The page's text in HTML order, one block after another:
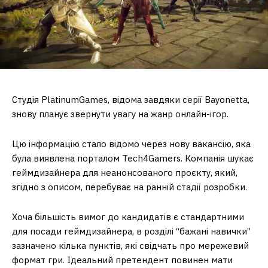
Студія PlatinumGames, відома завдяки серії Bayonetta,
знову планує звернути увагу на жанр онлайн-ігор.
Цю інформацію стало відомо через нову вакансію, яка
була виявлена порталом Tech4Gamers. Компанія шукає
геймдизайнера для неанонсованого проєкту, який,
згідно з описом, перебуває на ранній стадії розробки.
Хоча більшість вимог до кандидатів є стандартними
для посади геймдизайнера, в розділі “бажані навички”
зазначено кілька пунктів, які свідчать про мережевий
формат гри. Ідеальний претендент повинен мати